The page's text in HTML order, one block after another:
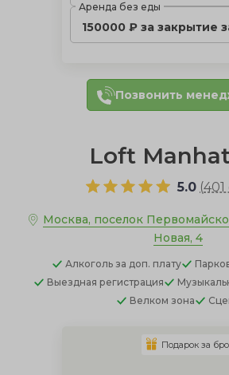
Аренда без еды
150000 ₽ за закрытие
Позвонить
Loft
5.0 (401
Москва, поселок
Новая, 4
Алкоголь за доп. плату
Выездная регистрация
Велком зона
Подарок за